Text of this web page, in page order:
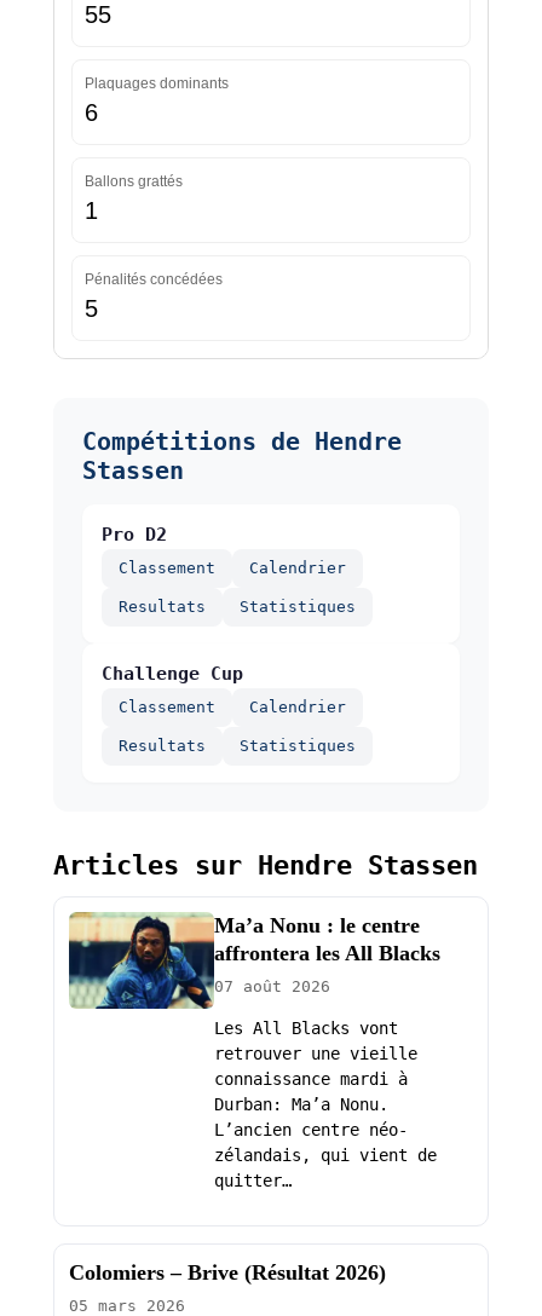
55
Plaquages dominants
6
Ballons grattés
1
Pénalités concédées
5
Compétitions de Hendre
Stassen
Pro D2
Classement Calendrier
Resultats Statistiques
Challenge Cup
Classement Calendrier
Resultats Statistiques
Articles sur Hendre Stassen
Ma’a Nonu : le centre
affrontera les All Blacks
07 août 2026
Les All Blacks vont
retrouver une vieille
connaissance mardi à
Durban: Ma’a Nonu.
L’ancien centre néo-
zélandais, qui vient de
quitter…
Colomiers – Brive (Résultat 2026)
05 mars 2026